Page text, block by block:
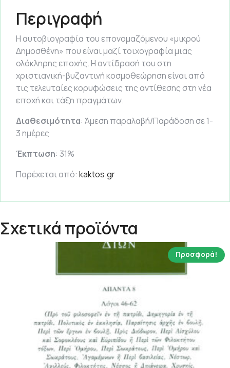
Περιγραφή
Η αυτοβιογραφία του επονομαζόμενου «μικρού
Δημοσθένη» που είναι μαζί τοιχογραφία μιας
ολόκληρης εποχής. Η αντίδρασή του στη
χριστιανική-βυζαντινή κοσμοθεώρηση είναι από
τις τελευταίες κορυφώσεις της αντίθεσης στη νέα
εποχή και τάξη πραγμάτων.
Διαθεσιμότητα: Άμεση παραλαβή/Παράδοση σε 1-
3 ημέρες
Έκπτωση: 31%
Παρέχεται από: kaktos.gr
Σχετικά προϊόντα
Προσφορά!